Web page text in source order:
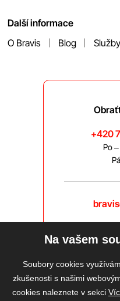
Další informace
O Bravis
Blog Služby
+420
Po
Na vašem
Soubory cookies
zkušenosti s našimi
cookies naleznete v sekci